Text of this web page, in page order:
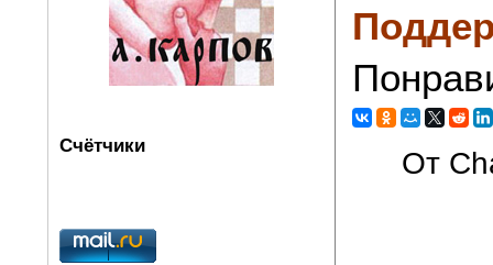
Счётчики
От